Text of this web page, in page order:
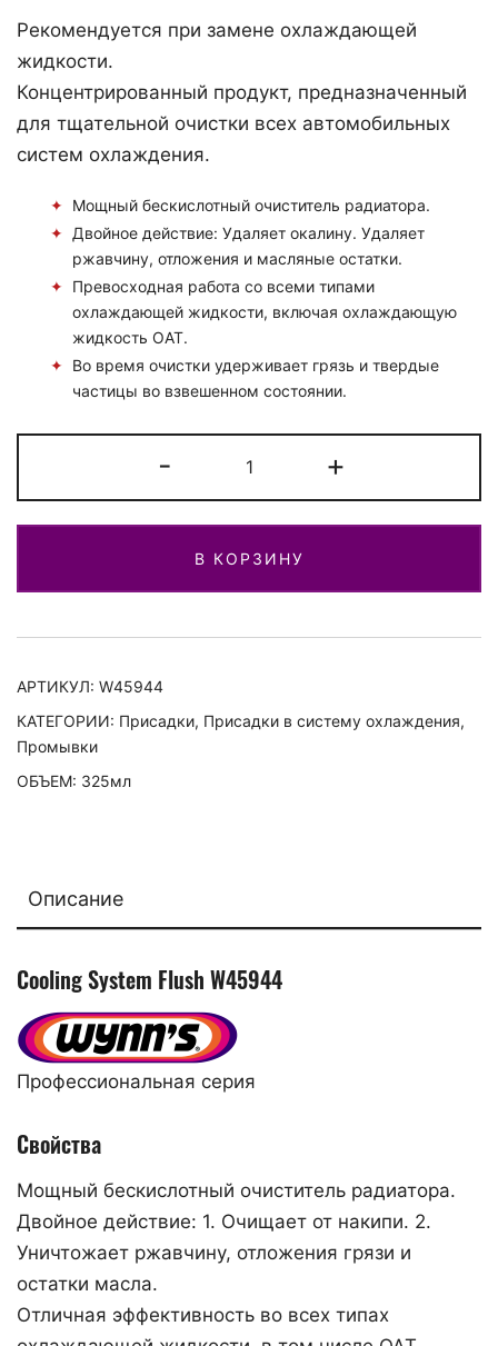
Рекомендуется при замене охлаждающей
жидкости.
Концентрированный продукт, предназначенный
для тщательной очистки всех автомобильных
систем охлаждения.
Мощный бескислотный очиститель радиатора.
Двойное действие: Удаляет окалину. Удаляет
ржавчину, отложения и масляные остатки.
Превосходная работа со всеми типами
охлаждающей жидкости, включая охлаждающую
жидкость OAT.
Во время очистки удерживает грязь и твердые
частицы во взвешенном состоянии.
-
Промывка
системы
двигателя
+
В КОРЗИНУ
АРТИКУЛ: W45944
КАТЕГОРИИ: Присадки, Присадки в систему охлаждения,
Промывки
ОБЪЕМ: 325мл
Описание
Cooling System Flush W45944
Профессиональная серия
Свойства
Мощный бескислотный очиститель радиатора.
Двойное действие: 1. Очищает от накипи. 2.
Уничтожает ржавчину, отложения грязи и
остатки масла.
Отличная эффективность во всех типах